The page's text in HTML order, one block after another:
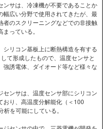
サは、冷凍機が不要であることか
幅広い分野で使用されてきたが、最
のスクリーニングなどでの非接触
っている。
リコン基板上に断熱構造を有する
て形成したもので、温度センサと
強誘電体、ダイオード等など様々な
ンサは、温度センサ部にシリコン
おり、高温度分解能化（＜100
を可能にしている。